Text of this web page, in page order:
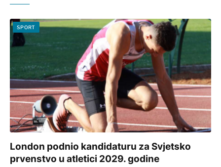
SPORT
London podnio kandidaturu za Svjetsko
prvenstvo u atletici 2029. godine